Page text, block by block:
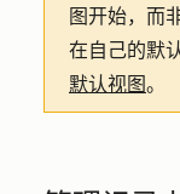
图开始，而
在自己的默
默认视图。